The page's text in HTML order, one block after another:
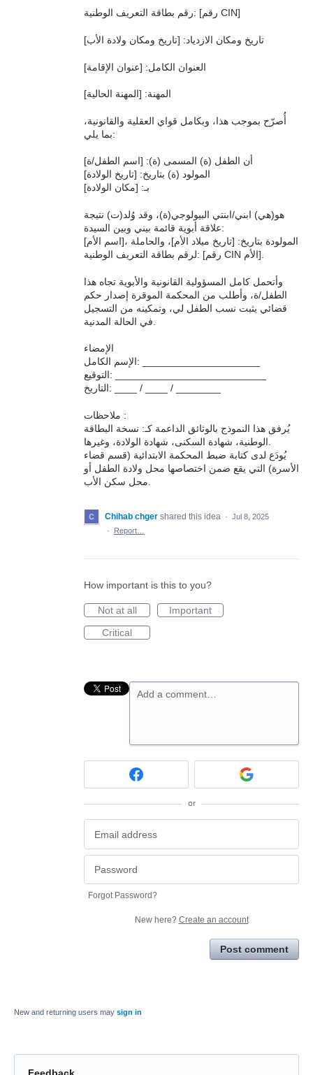
رقم بطاقة التعريف الوطنية: [رقم CIN]
تاريخ ومكان الازدياد: [تاريخ ومكان ولادة الأب]
العنوان الكامل: [عنوان الإقامة]
المهنة: [المهنة الحالية]
أُصرّح بموجب هذا، وبكامل قواي العقلية والقانونية،
بما يلي:
أن الطفل (ة) المسمى (ة): [اسم الطفل/ة]
المولود (ة) بتاريخ: [تاريخ الولادة]
بـ: [مكان الولادة]
هو(هي) ابني/ابنتي البيولوجي(ة)، وقد وُلد(ت) نتيجة
علاقة أبوية قائمة بيني وبين السيدة:
[اسم الأم]، المولودة بتاريخ: [تاريخ ميلاد الأم]، والحاملة
لرقم بطاقة التعريف الوطنية: [رقم CIN الأم].
وأتحمل كامل المسؤولية القانونية والأبوية تجاه هذا
الطفل/ة، وأطلب من المحكمة الموقرة إصدار حكم
قضائي يثبت نسب الطفل لي، وتمكينه من التسجيل
الإمضاء
الإسم الكامل: _____________________
التوقيع: ___________________________
التاريخ: ____ / ____ / ________
ملاحظات :
يُرفق هذا النموذج بالوثائق الداعمة كـ: نسخة البطاقة
يُودَع لدى كتابة ضبط المحكمة الابتدائية (قسم قضاء
الأسرة) التي يقع ضمن اختصاصها محل ولادة الطفل أو
Chihab chger shared this idea · Jul 8, 2025
·
Report…
How important is this to you?
Not at all
Important
Critical
Add a comment…
or
Forgot Password?
New here? Create an account
Post comment
New and returning users may sign in